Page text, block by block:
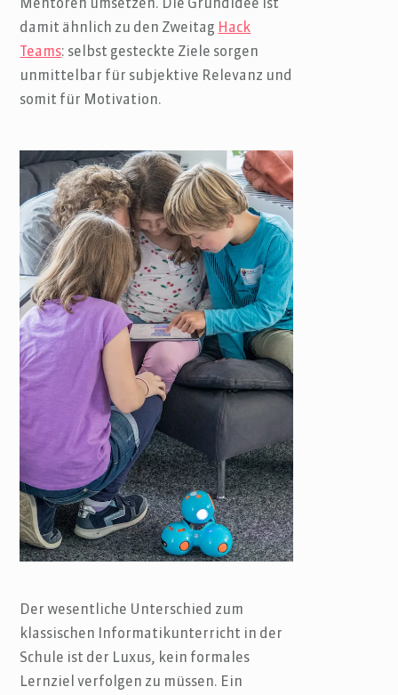
Mentoren umsetzen. Die Grundidee ist
damit ähnlich zu den Zweitag Hack
Teams: selbst gesteckte Ziele sorgen
unmittelbar für subjektive Relevanz und
somit für Motivation.
Der wesentliche Unterschied zum
klassischen Informatikunterricht in der
Schule ist der Luxus, kein formales
Lernziel verfolgen zu müssen. Ein